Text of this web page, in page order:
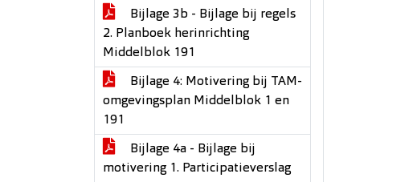
Bijlage 3b - Bijlage bij regels
2. Planboek herinrichting
Middelblok 191
Bijlage 4: Motivering bij TAM-
omgevingsplan Middelblok 1 en
191
Bijlage 4a - Bijlage bij
motivering 1. Participatieverslag